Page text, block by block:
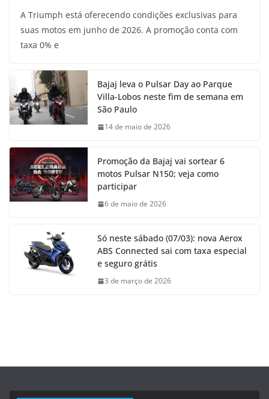
A Triumph está oferecendo condições exclusivas para
suas motos em junho de 2026. A promoção conta com
taxa 0% e
Bajaj leva o Pulsar Day ao Parque
Villa-Lobos neste fim de semana em
São Paulo
14 de maio de 2026
Promoção da Bajaj vai sortear 6
motos Pulsar N150; veja como
participar
6 de maio de 2026
Só neste sábado (07/03): nova Aerox
ABS Connected sai com taxa especial
e seguro grátis
3 de março de 2026